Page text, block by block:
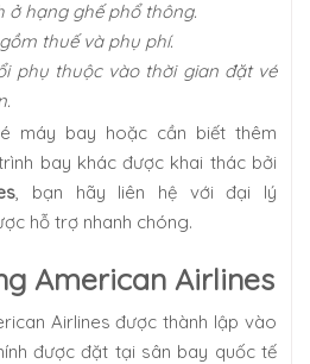
ở hạng ghế phổ thông.
thuế và phụ phí.
phụ thuộc vào thời gian đặt vé
máy bay hoặc cần biết thêm
bay khác được khai thác bởi
, bạn hãy liên hệ với đại lý
hỗ trợ nhanh chóng.
American Airlines
Airlines được thành lập vào
được đặt tại sân bay quốc tế